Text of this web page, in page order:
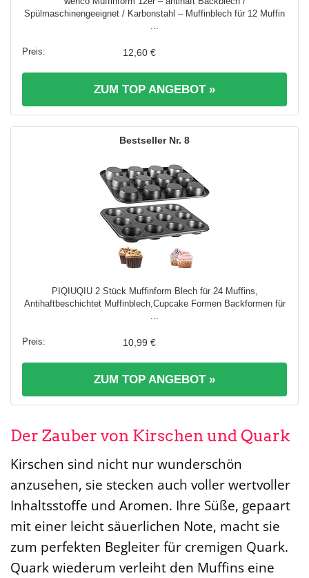
Spülmaschinengeeignet / Karbonstahl – Muffinblech für 12 Muffin
12,60 €
ZUM TOP ANGEBOT »
8
PIQIUQIU 2 Stück Muffinform Blech für 24 Muffins,
Antihaftbeschichtet Muffinblech,Cupcake Formen Backformen für
10,99 €
ZUM TOP ANGEBOT »
Der Zauber von Kirschen und Quark
Kirschen sind nicht nur wunderschön
anzusehen, sie stecken auch voller wertvoller
Inhaltsstoffe und Aromen. Ihre Süße, gepaart
mit einer leicht säuerlichen Note, macht sie
zum perfekten Begleiter für cremigen Quark.
Quark wiederum verleiht den Muffins eine